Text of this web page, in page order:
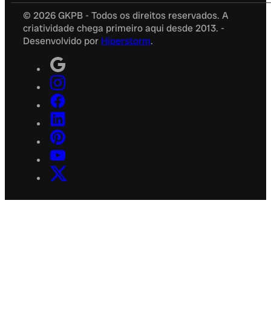
© 2026 GKPB - Todos os direitos reservados. A
criatividade chega primeiro aqui desde 2013. -
Desenvolvido por Hiperstorm.